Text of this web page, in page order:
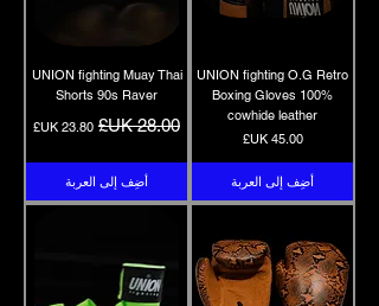
UNION fighting O.G Retro
Boxing Gloves 100%
cowhide leather
السعر‏45.00 UK£
أضِف إلى العربة
UNION fighting Muay Thai
Shorts 90s Raver
سعر عادي
أضِف إلى العربة